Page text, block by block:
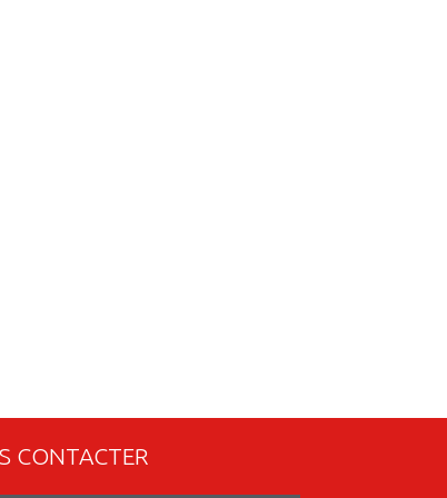
CONTACTER